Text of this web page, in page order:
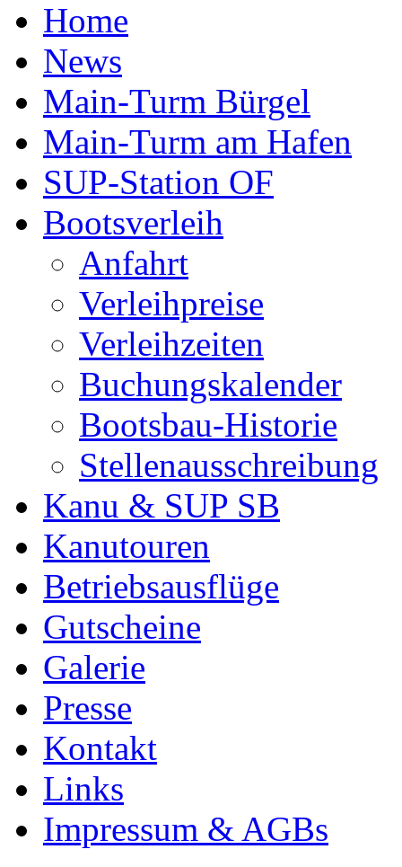
Home
News
Main-Turm Bürgel
Main-Turm am Hafen
SUP-Station OF
Bootsverleih
Anfahrt
Verleihpreise
Verleihzeiten
Buchungskalender
Bootsbau-Historie
Stellenausschreibung
Kanu & SUP SB
Kanutouren
Betriebsausflüge
Gutscheine
Galerie
Presse
Kontakt
Links
Impressum & AGBs